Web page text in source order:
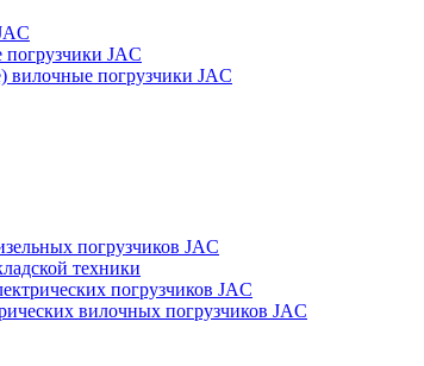
JAC
вилочные погрузчики JAC
погрузчиков JAC
техники
погрузчиков JAC
вилочных погрузчиков JAC